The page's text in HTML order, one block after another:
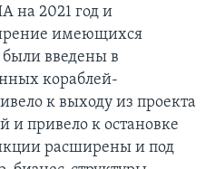
на 2021 год и
имеющихся
введены в
кораблей-
к выходу из проекта
и привело к остановке
расширены и под